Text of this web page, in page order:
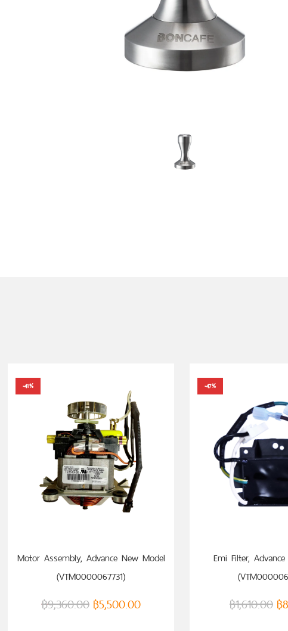
-41%
Motor Assembly, Advance New Model
(VTM0000067731)
฿9,360.00 ฿5,500.00
-47%
Emi Filter,
฿1,610.00 ฿